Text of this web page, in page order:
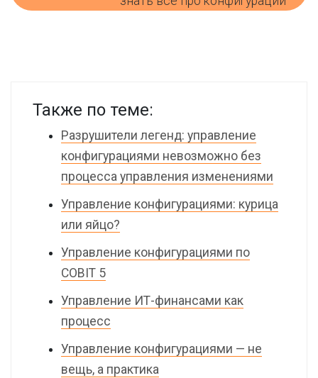
Также по теме:
Разрушители легенд: управление
конфигурациями невозможно без
процесса управления изменениями
Управление конфигурациями: курица
или яйцо?
Управление конфигурациями по
COBIT 5
Управление ИТ-финансами как
процесс
Управление конфигурациями — не
вещь, а практика